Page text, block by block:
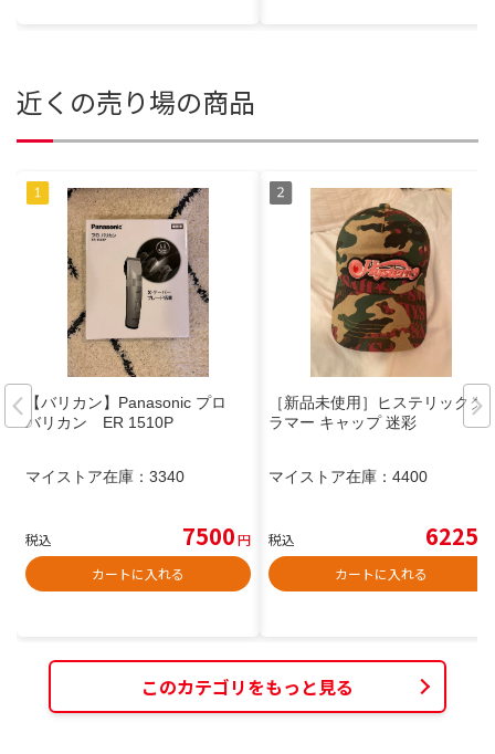
近くの売り場の商品
【バリカン】Panasonic プロ
バリカン ER 1510P
マイストア在庫： 3340
税込 7500円
カートに入れる
［新品未使用］ヒステリックグ
ラマー キャップ 迷彩
マイストア在庫： 4400
税込 6225
カートに入れる
このカテゴリをもっと見る